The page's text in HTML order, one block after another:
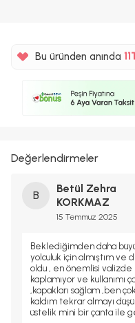
Bu üründen anında
%5
Değerlendirmeler
B
Betül Zehra
KORKMAZ
15 Temmuz 2025
Beklediğimden daha
yolculuk için almıştım ve
oldu , en önemlisi valizde
kaplamıyor ve kullanımı
,kapakları sağlam ,ben
kaldım tekrar almayı
üstelik mini bir çanta ile